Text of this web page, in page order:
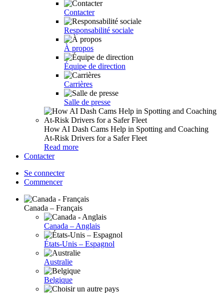
Contacter
Responsabilité sociale
À propos
Équipe de direction
Carrières
Salle de presse
How AI Dash Cams Help in Spotting and Coaching
At-Risk Drivers for a Safer Fleet
Read more
Contacter
Se connecter
Commencer
Canada – Français
Canada – Anglais
États-Unis – Espagnol
Australie
Belgique